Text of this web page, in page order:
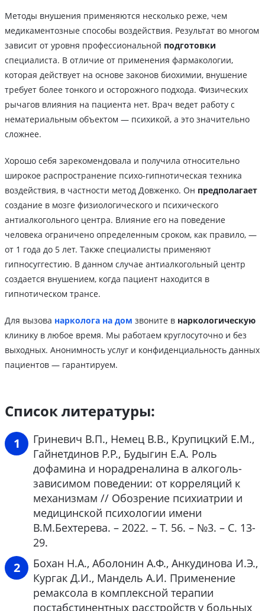
Методы внушения применяются несколько реже, чем
медикаментозные способы воздействия. Результат во многом
зависит от уровня профессиональной подготовки
специалиста. В отличие от применения фармакологии,
которая действует на основе законов биохимии, внушение
требует более тонкого и осторожного подхода. Физических
рычагов влияния на пациента нет. Врач ведет работу с
нематериальным объектом — психикой, а это значительно
сложнее.
Хорошо себя зарекомендовала и получила относительно
широкое распространение психо-гипнотическая техника
воздействия, в частности метод Довженко. Он предполагает
создание в мозге физиологического и психического
антиалкогольного центра. Влияние его на поведение
человека ограничено определенным сроком, как правило, —
от 1 года до 5 лет. Также специалисты применяют
гипносуггестию. В данном случае антиалкогольный центр
создается внушением, когда пациент находится в
гипнотическом трансе.
Для вызова нарколога на дом звоните в наркологическую
клинику в любое время. Мы работаем круглосуточно и без
выходных. Анонимность услуг и конфиденциальность данных
пациентов — гарантируем.
Список литературы:
Гриневич В.П., Немец В.В., Крупицкий Е.М.,
Гайнетдинов Р.Р., Будыгин Е.А. Роль
дофамина и норадреналина в алкоголь-
зависимом поведении: от корреляций к
механизмам // Обозрение психиатрии и
медицинской психологии имени
В.М.Бехтерева. – 2022. – Т. 56. – №3. – С. 13-
29.
Бохан Н.А., Аболонин А.Ф., Анкудинова И.Э.,
Кургак Д.И., Мандель А.И. Применение
ремаксола в комплексной терапии
постабстинентных расстройств у больных